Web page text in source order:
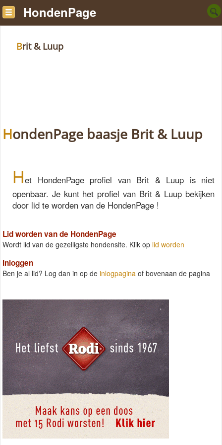
HondenPage
Brit & Luup
HondenPage baasje Brit & Luup
Het HondenPage profiel van Brit & Luup is niet
openbaar. Je kunt het profiel van Brit & Luup bekijken
door lid te worden van de HondenPage !
Lid worden van de HondenPage
Wordt lid van de gezelligste hondensite. Klik op lid worden
Inloggen
Ben je al lid? Log dan in op de inlogpagina of bovenaan de pagina